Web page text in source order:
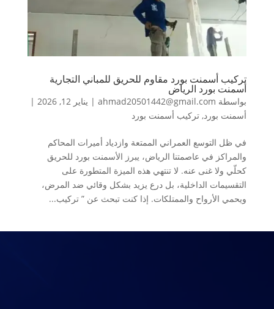
تركيب أسمنت بورد مقاوم للحريق للمباني التجارية
أسمنت بورد الرياض
بواسطة ahmad20501442@gmail.com
| يناير 12, 2026
|
أسمنت بورد, تركيب أسمنت بورد
في ظل التوسع العمراني الممتعة وازدياد أميرات المحاكم
والمراكز في عاصمتنا الرياض، يبرز الأسمنت بورد للحريق
كحلّي ولا غنى عنه. لا تنتهي هذه الميزة المتطورة على
التقسيمات الداخلية، بل درع يزيد بشكل وقائي ضد المرض،
ويحمي الأرواح والممتلكات. إذا كنت تبحث عن ” تركيب...